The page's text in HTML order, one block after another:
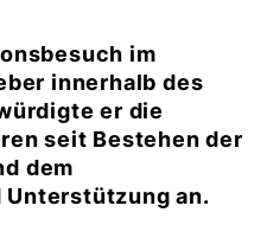
im
innerhalb des
er die
seit Bestehen der
dem
an.